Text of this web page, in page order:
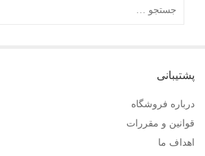
پشتیبانی
درباره فروشگاه
قوانین و مقررات
اهداف ما